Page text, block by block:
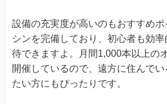
設備の充実度が高いのもおすすめ
シンを完備しており、初心者も効
待できますよ。月間1,000本以上の
開催しているので、遠方に住んで
たい方にもぴったりです。